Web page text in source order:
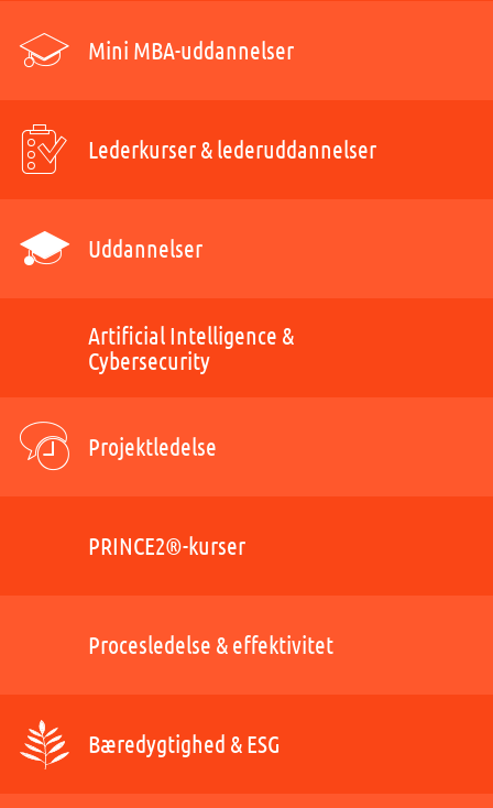
Mini MBA-uddannelser
Lederkurser & lederuddannelser
Uddannelser
Artificial Intelligence &
Cybersecurity
Projektledelse
PRINCE2®-kurser
Procesledelse & effektivitet
Bæredygtighed & ESG